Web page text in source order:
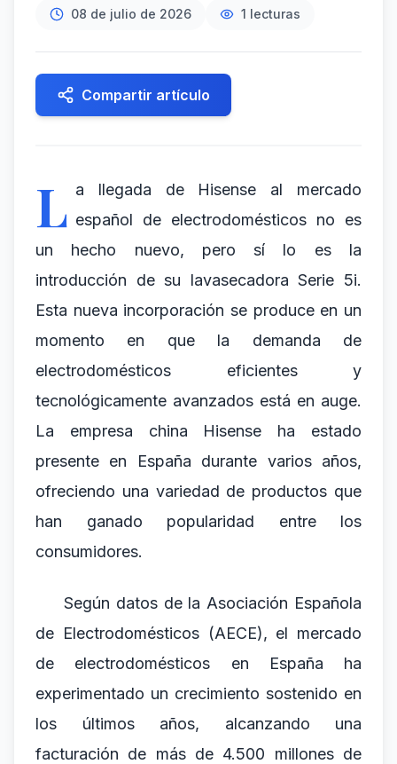
08 de julio de 2026 1 lecturas
Compartir artículo
L a llegada de Hisense al mercado
español de electrodomésticos no es
un hecho nuevo, pero sí lo es la
introducción de su lavasecadora Serie 5i.
Esta nueva incorporación se produce en un
momento en que la demanda de
electrodomésticos eficientes y
tecnológicamente avanzados está en auge.
La empresa china Hisense ha estado
presente en España durante varios años,
ofreciendo una variedad de productos que
han ganado popularidad entre los
consumidores.
Según datos de la Asociación Española
de Electrodomésticos (AECE), el mercado
de electrodomésticos en España ha
experimentado un crecimiento sostenido en
los últimos años, alcanzando una
facturación de más de 4.500 millones de